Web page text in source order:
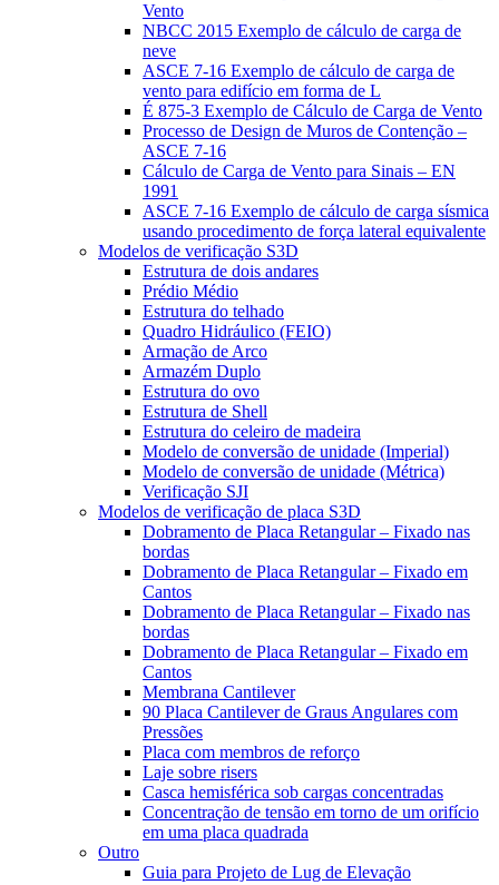
Vento
NBCC 2015 Exemplo de cálculo de carga de
neve
ASCE 7-16 Exemplo de cálculo de carga de
vento para edifício em forma de L
É 875-3 Exemplo de Cálculo de Carga de Vento
Processo de Design de Muros de Contenção –
ASCE 7-16
Cálculo de Carga de Vento para Sinais – EN
1991
ASCE 7-16 Exemplo de cálculo de carga sísmica
usando procedimento de força lateral equivalente
Modelos de verificação S3D
Estrutura de dois andares
Prédio Médio
Estrutura do telhado
Quadro Hidráulico (FEIO)
Armação de Arco
Armazém Duplo
Estrutura do ovo
Estrutura de Shell
Estrutura do celeiro de madeira
Modelo de conversão de unidade (Imperial)
Modelo de conversão de unidade (Métrica)
Verificação SJI
Modelos de verificação de placa S3D
Dobramento de Placa Retangular – Fixado nas
bordas
Dobramento de Placa Retangular – Fixado em
Cantos
Dobramento de Placa Retangular – Fixado nas
bordas
Dobramento de Placa Retangular – Fixado em
Cantos
Membrana Cantilever
90 Placa Cantilever de Graus Angulares com
Pressões
Placa com membros de reforço
Laje sobre risers
Casca hemisférica sob cargas concentradas
Concentração de tensão em torno de um orifício
em uma placa quadrada
Outro
Guia para Projeto de Lug de Elevação